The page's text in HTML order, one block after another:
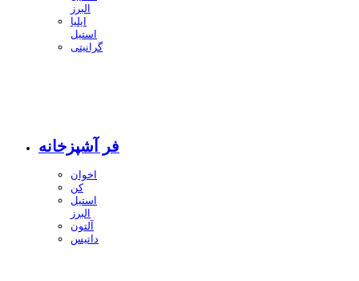
البرز
ایلیا
استیل
گرانیتی
فر آشپزخانه
اخوان
کن
استیل
البرز
آلتون
داتیس